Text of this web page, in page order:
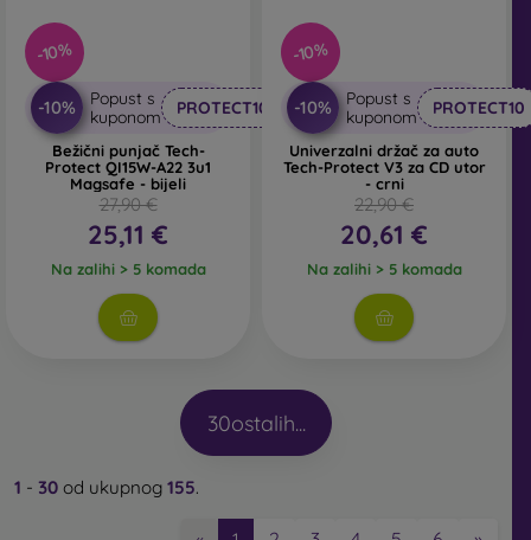
-10%
-10%
Popust s
kuponom
PROTECT10
Bežični punjač Tech-
Protect QI15W-A22 3u1
Magsafe - bijeli
27,90 €
25,11 €
Na zalihi > 5 komada
-10%
-10%
Popust s
kuponom
PROTECT10
Univerzalni držač za auto
Tech-Protect V3 za CD utor
- crni
22,90 €
20,61 €
Na zalihi > 5 komada
30ostalih...
1 - 30 od ukupnog 155.